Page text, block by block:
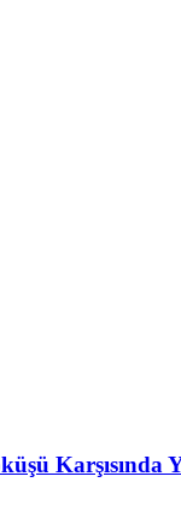
Karşısında